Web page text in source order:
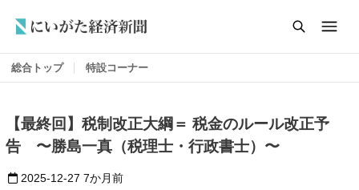
総合トップ 特設コーナー
【最終回】税制改正大綱＝ 税金のルール改正予
告 〜勝島一真（税理士・行政書士）〜
2025-12-27 7か月前